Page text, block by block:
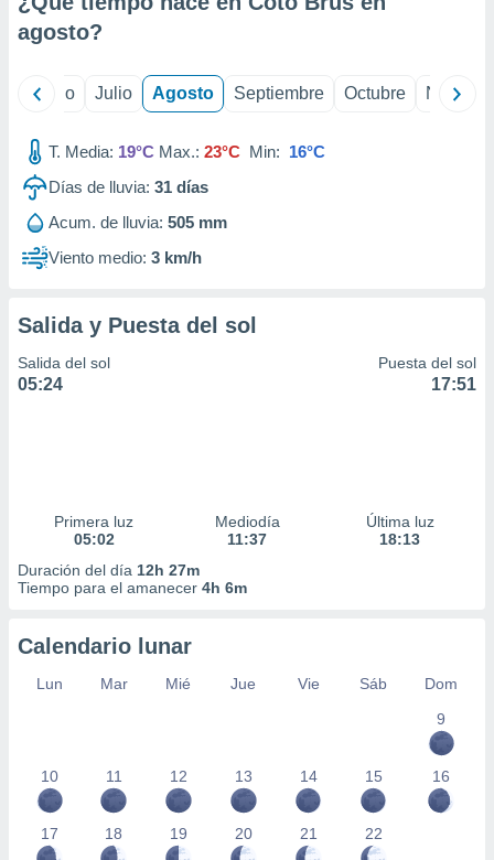
e
publicidad
publicidad
de
agosto?
Junio Julio Agosto Septiembre Octubre
T. Media: 19°C Max.: 23°C Min: 16°C
Días de lluvia: 31 días
Acum. de lluvia: 505 mm
Viento medio: 3 km/h
Salida y Puesta del sol
Salida del sol
05:24
Puesta del sol
17:51
Primera luz
05:02
Mediodía
11:37
Última luz
18:13
Duración del día 12h 27m
Tiempo para el amanecer 4h 6m
Calendario lunar
Lun Mar Mié Jue Vie Sáb
Dom
9
10 11 12 13 14 15 16
17 18 19 20 21 22